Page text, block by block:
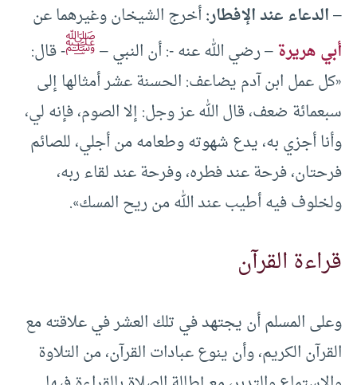
–الدعاء عند الإفطار:أخرج الشيخان وغيرهما عن
أبي هريرة– رضي الله عنه -: أن النبي –ﷺ- قال:
«كل عمل ابن آدم يضاعف: الحسنة عشر أمثالها إلى
سبعمائة ضعف، قال الله عز وجل: إلا الصوم، فإنه لي،
وأنا أجزي به، يدع شهوته وطعامه من أجلي، للصائم
فرحتان، فرحة عند فطره، وفرحة عند لقاء ربه،
ولخلوف فيه أطيب عند الله من ريح المسك».
قراءة القرآن
وعلى المسلم أن يجتهد في تلك العشر في علاقته مع
القرآن الكريم، وأن ينوع عبادات القرآن، من التلاوة